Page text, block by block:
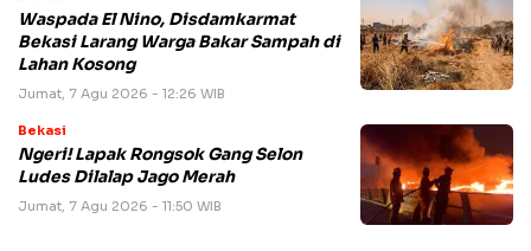
Waspada El Nino, Disdamkarmat
Bekasi Larang Warga Bakar Sampah di
Lahan Kosong
Jumat, 7 Agu 2026 - 12:26 WIB
Bekasi
Ngeri! Lapak Rongsok Gang Selon
Ludes Dilalap Jago Merah
Jumat, 7 Agu 2026 - 11:50 WIB